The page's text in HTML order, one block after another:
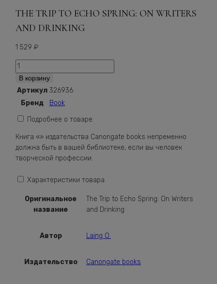
THE TRIP TO ECHO SPRING: ON WRITERS
AND DRINKING
1 529 ₽
Количество
The
Trip
Echo
Spring:
Writers
and
Drinking
В корзину
Артикул 326936
Бренд
Book
Подробнее о товаре
Книга «» издательства Canongate books непременно
должна быть в вашей библиотеке, если вы человек
творческой профессии.
Характеристики товара
Оригинальное
название
The Trip to Echo Spring: On Writers
and Drinking
Автор Laing O.
Издательство Canongate books